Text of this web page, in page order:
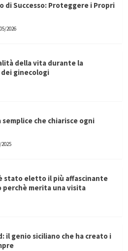
di Successo: Proteggere i Propri
2026
della vita durante la
ginecologi
semplice che chiarisce ogni
stato eletto il più affascinante
perchè merita una visita
il genio siciliano che ha creato i